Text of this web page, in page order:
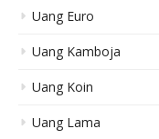
Uang Euro
Uang Kamboja
Uang Koin
Uang Lama